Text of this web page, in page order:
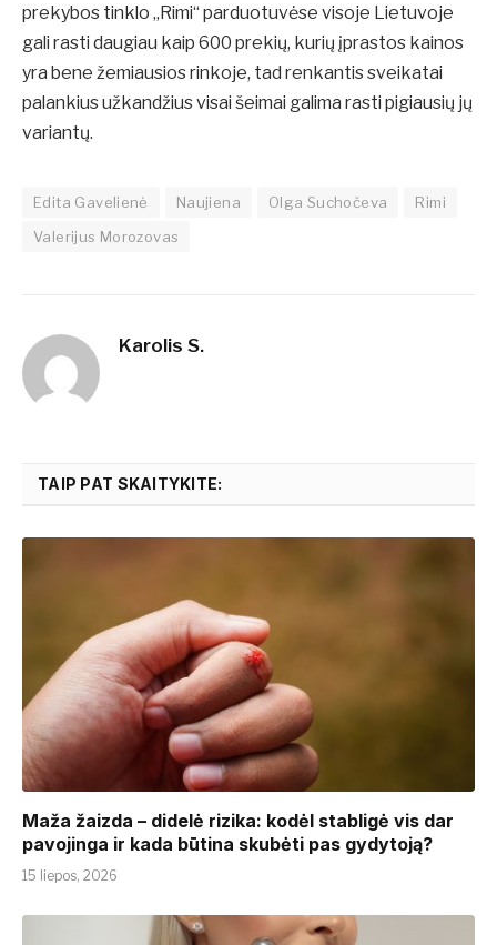
prekybos tinklo „Rimi“ parduotuvėse visoje Lietuvoje
gali rasti daugiau kaip 600 prekių, kurių įprastos kainos
yra bene žemiausios rinkoje, tad renkantis sveikatai
palankius užkandžius visai šeimai galima rasti pigiausių jų
variantų.
Edita Gavelienė Naujiena Olga Suchočeva
Rimi
Valerijus Morozovas
Karolis S.
TAIP PAT SKAITYKITE:
​​Maža žaizda – didelė rizika: kodėl stabligė vis dar
pavojinga ir kada būtina skubėti pas gydytoją?
15 liepos, 2026